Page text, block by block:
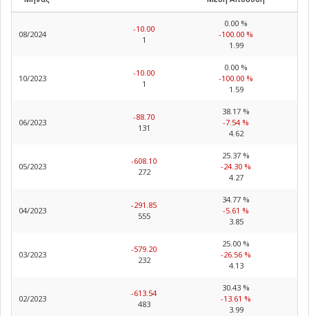
08/2024
-10.00
1
0.00 %
-100.00 %
1.99
10/2023
-10.00
1
0.00 %
-100.00 %
1.59
06/2023
-88.70
131
38.17 %
-7.54 %
4.62
05/2023
-608.10
272
25.37 %
-24.30 %
4.27
04/2023
-291.85
555
34.77 %
-5.61 %
3.85
03/2023
-579.20
232
25.00 %
-26.56 %
4.13
02/2023
-613.54
483
30.43 %
-13.61 %
3.99